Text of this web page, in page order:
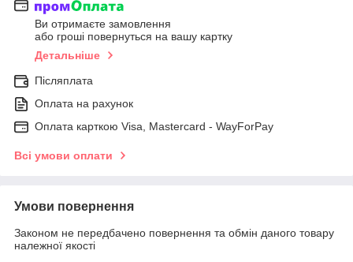
Ви отримаєте замовлення
або гроші повернуться на вашу картку
Детальніше
Післяплата
Оплата на рахунок
Оплата карткою Visa, Mastercard - WayForPay
Всі умови оплати
Умови повернення
Законом не передбачено повернення та обмін даного товару
належної якості